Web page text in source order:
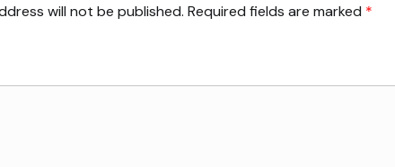
will not be published. Required fields are marked *